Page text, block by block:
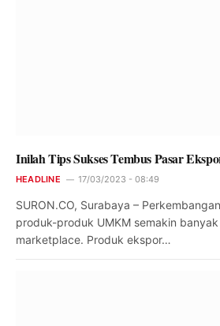
Inilah Tips Sukses Tembus Pasar
HEADLINE 17/03/2023 - 08:49
SURON.CO, Surabaya –
produk-produk UMKM semakin
marketplace. Produk ekspor…